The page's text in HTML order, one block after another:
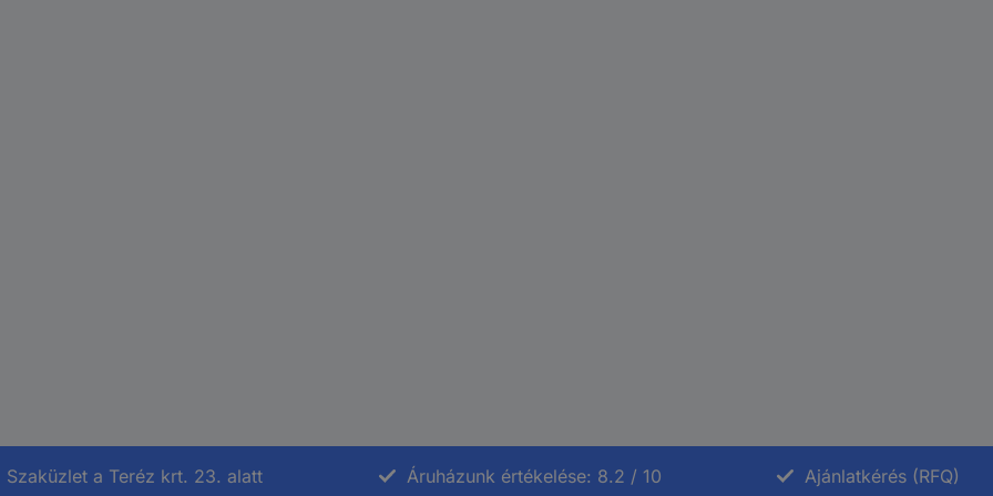
Szaküzlet a Teréz krt. 23. alatt Áruházunk értékelése: 8.2 / 10 Ajánlatkérés (RFQ)